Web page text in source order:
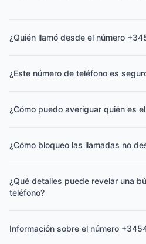
¿Quién llamó desde el número
¿Este número de teléfono es
¿Cómo puedo averiguar quién es
¿Cómo bloqueo las llamadas no
¿Qué detalles puede revelar una
teléfono?
Información sobre el número